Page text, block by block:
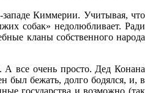
западе Киммерии. Учитывая, что
собак» недолюбливает. Ради
кланы собственного народа
А все очень просто. Дед Конана
был бежать, долго бодялся, и, в
государства и возможно (так